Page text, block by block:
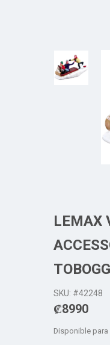
LEMAX
SKU: #42248
₡8990
Disponible para